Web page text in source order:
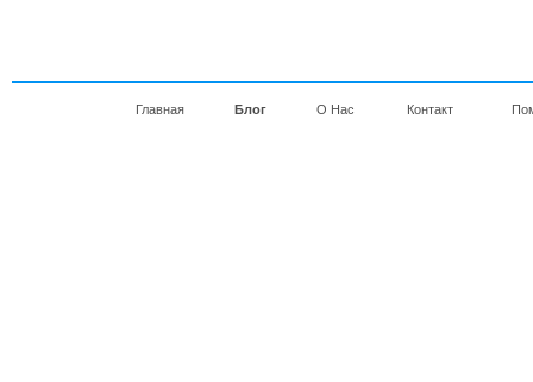
Главная Блог О Нас Контакт